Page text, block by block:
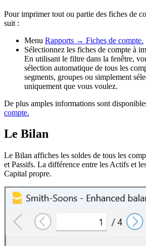
Pour imprimer tout ou partie des fiches de
suit :
Menu Rapports → Fiches de compte.
Sélectionnez les fiches de compte à
En utilisant le filtre dans la fenêtre,
sélection automatique de tous les
segments, groupes ou simplement
uniquement que vous voulez.
De plus amples informations sont
compte.
Le Bilan
Le Bilan affiches les soldes de tous les
et Passifs. La différence entre les Actifs et
Capital propre.